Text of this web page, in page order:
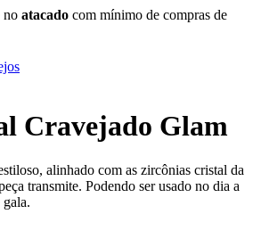
no atacado com mínimo de compras de
Cravejado Glam
alinhado com as zircônias cristal da
transmite. Podendo ser usado no dia a